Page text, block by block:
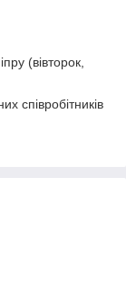
(вівторок,
співробітників